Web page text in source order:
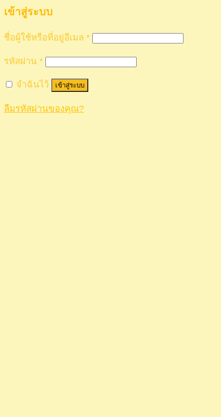
เข้าสู่ระบบ
ชื่อผู้ใช้หรือที่อยู่อีเมล *
รหัสผ่าน *
จำฉันไว้ เข้าสู่ระบบ
ลืมรหัสผ่านของคุณ?